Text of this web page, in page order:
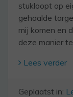
stukloopt op
gehaalde
mij komen en
deze manier
Lees verder
Geplaatst in: